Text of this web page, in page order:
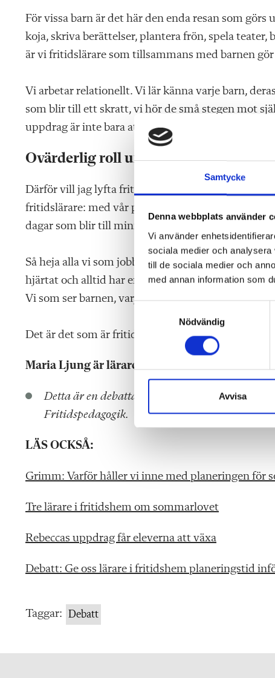
Samtycke
Denna webbplats använder
Vi använder
sociala medier och
till de sociala medier och
med annan information som
S
m
y
k
s
Nödvändig
Avvisa
För vissa barn är det här den enda resan som
koja, skriva berättelser, plantera frön, spela teater,
är vi fritidslärare som tillsammans med barnen
Vi arbetar relationellt. Vi lär känna varje barn,
som blir till ett skratt, vi hör de små stegen mot
uppdrag är inte bara att fylla dagar – det är att
Ovärderlig roll under sommaren
Därför vill jag lyfta fritidshemmets ovärderliga roll
fritidslärare: med vår pedagogiska kompetens,
dagar som blir till minnen – både för barnen och
Så heja alla vi som jobbar på fritids i sommar! Vi
hjärtat och alltid har en idé i bakfickan.
Vi som ser barnen, varje dag.
Det är det som är fritids. Och det är så otroligt
Maria Ljung är lärare i fritidshem på
Detta är en debattartikel. Det är skribenten
Fritidspedagogik.
LÄS OCKSÅ:
Grimm: Varför håller vi inne med planeringen för
Tre lärare i fritidshem om sommarlovet
Rebeccas uppdrag får eleverna att växa
Debatt: Ge oss lärare i fritidshem planeringstid
Taggar: Debatt